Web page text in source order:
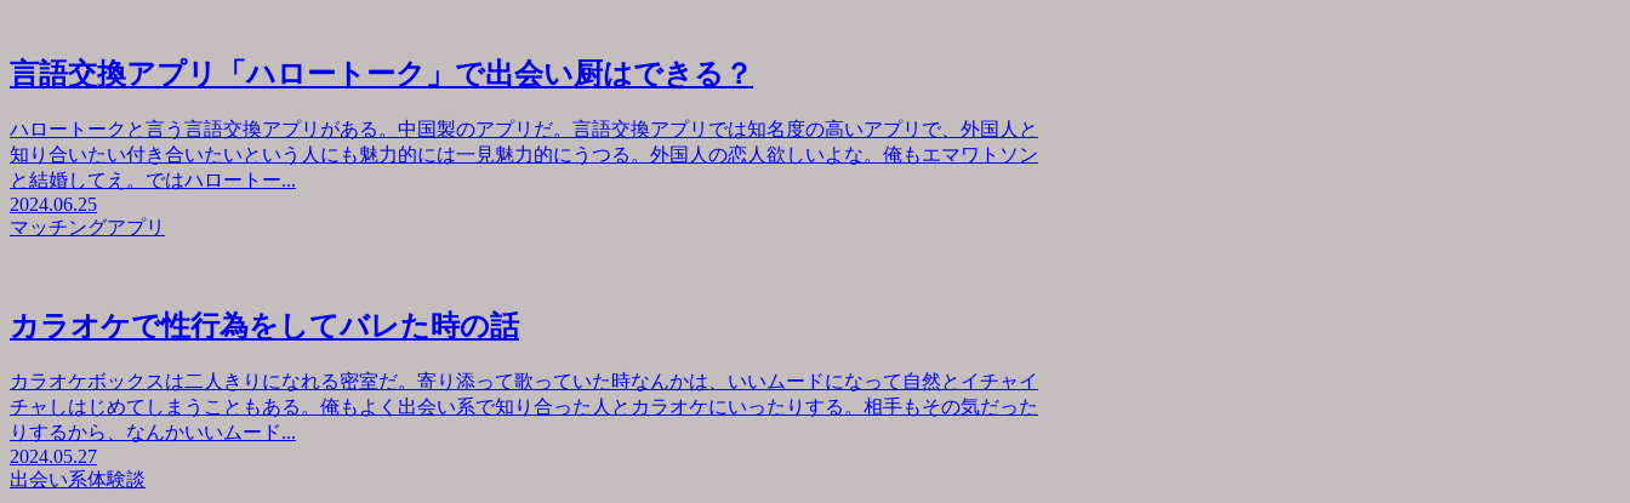
言語交換アプリ「ハロートーク」で出会い厨はできる？
ハロートークと言う言語交換アプリがある。中国製のアプリだ。言語交換アプリでは知名度の高いアプリで、外国人と
知り合いたい付き合いたいという人にも魅力的には一見魅力的にうつる。外国人の恋人欲しいよな。俺もエマワトソン
と結婚してえ。ではハロートー...
2024.06.25
マッチングアプリ
カラオケで性行為をしてバレた時の話
カラオケボックスは二人きりになれる密室だ。寄り添って歌っていた時なんかは、いいムードになって自然とイチャイ
チャしはじめてしまうこともある。俺もよく出会い系で知り合った人とカラオケにいったりする。相手もその気だった
りするから、なんかいいムード...
2024.05.27
出会い系体験談